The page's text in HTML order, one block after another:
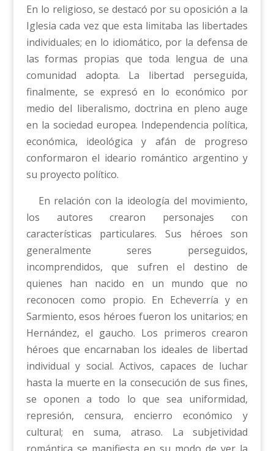
En lo religioso, se destacó por su oposición a la
Iglesia cada vez que esta limitaba las libertades
individuales; en lo idiomático, por la defensa de
las formas propias que toda lengua de una
comunidad adopta. La libertad perseguida,
finalmente, se expresó en lo económico por
medio del liberalismo, doctrina en pleno auge
en la sociedad europea. Independencia política,
económica, ideológica y afán de progreso
conformaron el ideario romántico argentino y
su proyecto político.
En relación con la ideología del movimiento,
los autores crearon personajes con
características particulares. Sus héroes son
generalmente seres perseguidos,
incomprendidos, que sufren el destino de
quienes han nacido en un mundo que no
reconocen como propio. En Echeverría y en
Sarmiento, esos héroes fueron los unitarios; en
Hernández, el gaucho. Los primeros crearon
héroes que encarnaban los ideales de libertad
individual y social. Activos, capaces de luchar
hasta la muerte en la consecución de sus fines,
se oponen a todo lo que sea uniformidad,
represión, censura, encierro económico y
cultural; en suma, atraso. La subjetividad
romántica se manifiesta en su modo de ver la